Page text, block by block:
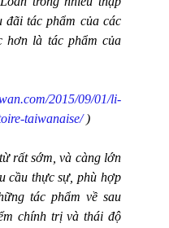
đãi tác phẩm của các
hơn là tác phẩm của
2015/09/01/li-
taiwanaise/)
rất sớm, và càng lớn
cầu thực sự, phù hợp
tác phẩm về sau
chính trị và thái độ